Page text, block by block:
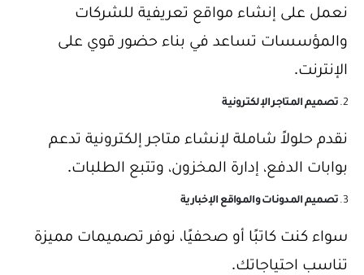
نعمل على إنشاء مواقع تعريفية للشركات
والمؤسسات تساعد في بناء حضور قوي على
الإنترنت.
2. تصميم المتاجر الإلكترونية
نقدم حلولاً شاملة لإنشاء متاجر إلكترونية تدعم
بوابات الدفع، إدارة المخزون، وتتبع الطلبات.
3. تصميم المدونات والمواقع الإخبارية
سواء كنت كاتبًا أو صحفيًا، نوفر تصميمات مميزة
تناسب احتياجاتك.